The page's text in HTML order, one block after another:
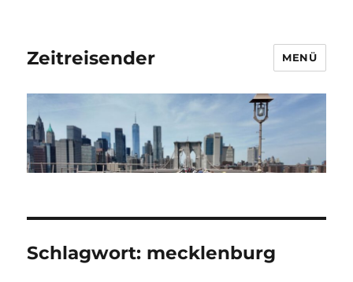
Zeitreisender MENÜ
Schlagwort: mecklenburg